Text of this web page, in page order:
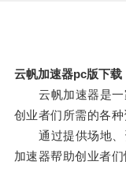
云帆加速器pc版下载
云帆加速器是一
创业者们所需的各种
通过提供场地、
加速器帮助创业者